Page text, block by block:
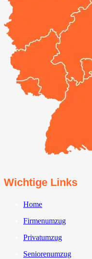
Wichtige Links
Home
Firmenumzug
Privatumzug
Seniorenumzug